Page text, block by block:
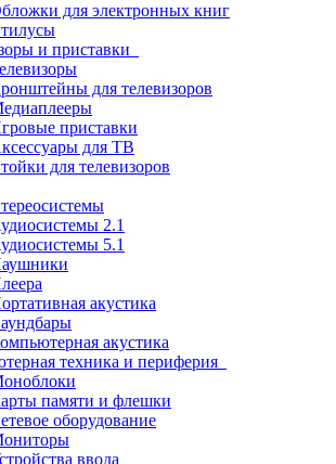
для электронных книг
и приставки
для телевизоров
приставки
для ТВ
для телевизоров
2.1
5.1
акустика
акустика
техника и периферия
памяти и флешки
оборудование
ввода